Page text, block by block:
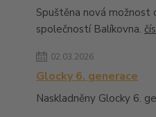
Spuštěna nová možnost
společností Balíkovna.
02.03.2026
Glocky 6. generace
Naskladněny Glocky 6.